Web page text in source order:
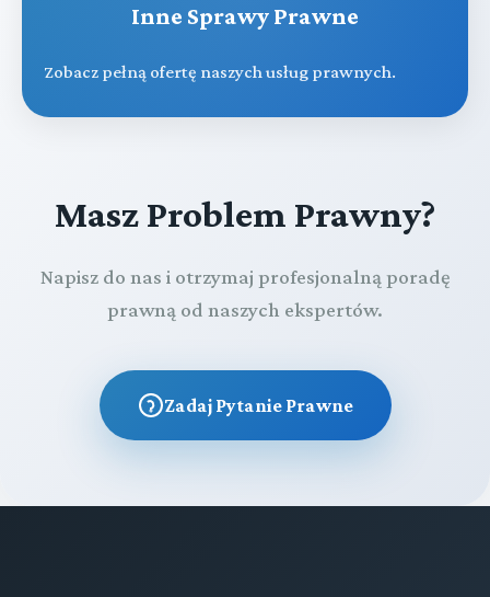
Inne Sprawy Prawne
Zobacz pełną ofertę naszych usług prawnych.
Masz Problem Prawny?
Napisz do nas i otrzymaj profesjonalną poradę
prawną od naszych ekspertów.
Zadaj Pytanie Prawne